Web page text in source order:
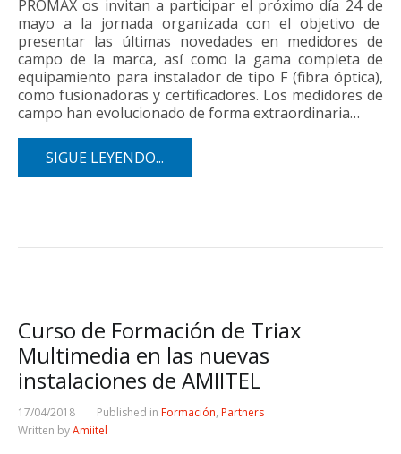
PROMAX os invitan a participar el próximo día 24 de
mayo a la jornada organizada con el objetivo de
presentar las últimas novedades en medidores de
campo de la marca, así como la gama completa de
equipamiento para instalador de tipo F (fibra óptica),
como fusionadoras y certificadores. Los medidores de
campo han evolucionado de forma extraordinaria…
SIGUE LEYENDO...
Curso de Formación de Triax
Multimedia en las nuevas
instalaciones de AMIITEL
17/04/2018 Published in Formación, Partners
Written byAmiitel